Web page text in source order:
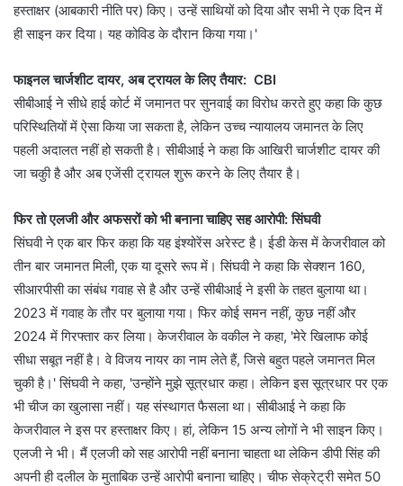
हस्ताक्षर (आबकारी नीति पर) किए। उन्हें साथियों को दिया और सभी ने एक दिन में
ही साइन कर दिया। यह कोविड के दौरान किया गया।'
फाइनल चार्जशीट दायर, अब ट्रायल के लिए तैयार: CBI
सीबीआई ने सीधे हाई कोर्ट में जमानत पर सुनवाई का विरोध करते हुए कहा कि कुछ
परिस्थितियों में ऐसा किया जा सकता है, लेकिन उच्च न्यायालय जमानत के लिए
पहली अदालत नहीं हो सकती है। सीबीआई ने कहा कि आखिरी चार्जशीट दायर की
जा चकुी है और अब एजेंसी ट्रायल शुरू करने के लिए तैयार है।
फिर तो एलजी और अफसरों को भी बनाना चाहिए सह आरोपी: सिंघवी
सिंघवी ने एक बार फिर कहा कि यह इंश्योरेंस अरेस्ट है। ईडी केस में केजरीवाल को
तीन बार जमानत मिली, एक या दूसरे रूप में। सिंघवी ने कहा कि सेक्शन 160,
सीआरपीसी का संबंध गवाह से है और उन्हें सीबीआई ने इसी के तहत बुलाया था।
2023 में गवाह के तौर पर बुलाया गया। फिर कोई समन नहीं, कुछ नहीं और
2024 में गिरफ्तार कर लिया। केजरीवाल के वकील ने कहा, 'मेरे खिलाफ कोई
सीधा सबूत नहीं है। वे विजय नायर का नाम लेते हैं, जिसे बहुत पहले जमानत मिल
चुकी है।' सिंघवी ने कहा, 'उन्होंने मुझे सूत्रधार कहा। लेकिन इस सूत्रधार पर एक
भी चीज का खुलासा नहीं। यह संस्थागत फैसला था। सीबीआई ने कहा कि
केजरीवाल ने इस पर हस्ताक्षर किए। हां, लेकिन 15 अन्य लोगों ने भी साइन किए।
एलजी ने भी। मैं एलजी को सह आरोपी नहीं बनाना चाहता था लेकिन डीपी सिंह की
अपनी ही दलील के मुताबिक उन्हें आरोपी बनाना चाहिए। चीफ सेक्रेट्री समेत 50